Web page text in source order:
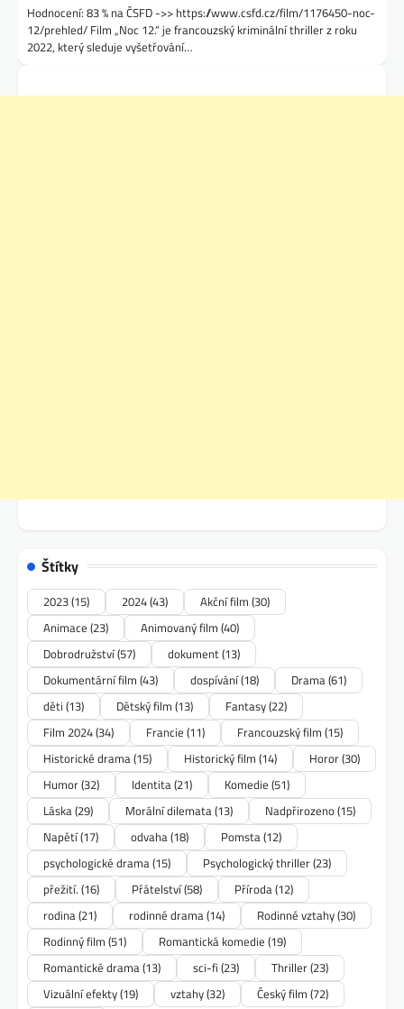
Hodnocení: 83 % na ČSFD ->> https://www.csfd.cz/film/1176450-noc-
12/prehled/ Film „Noc 12.“ je francouzský kriminální thriller z roku
2022, který sleduje vyšetřování…
Štítky
2023(15) 2024(43) Akční film (30)
Animace (23) Animovaný film (40)
Dobrodružství(57) dokument(13)
Dokumentární film (43) dospívání(18) Drama(61)
děti (13) Dětský film (13) Fantasy(22)
Film 2024(34) Francie (11) Francouzský film (15)
Historické drama(15) Historický film (14) Horor(30)
Humor(32) Identita(21) Komedie (51)
Láska(29) Morální dilemata(13) Nadpřirozeno(15)
Napětí(17) odvaha(18) Pomsta(12)
psychologické drama(15) Psychologický thriller(23)
přežití. (16) Přátelství(58) Příroda(12)
rodina(21) rodinné drama(14) Rodinné vztahy(30)
Rodinný film (51) Romantická komedie (19)
Romantické drama(13) sci-fi (23) Thriller(23)
Vizuální efekty(19) vztahy(32) Český film (72)